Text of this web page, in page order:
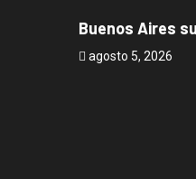
Buenos Aires
agosto 5, 2026